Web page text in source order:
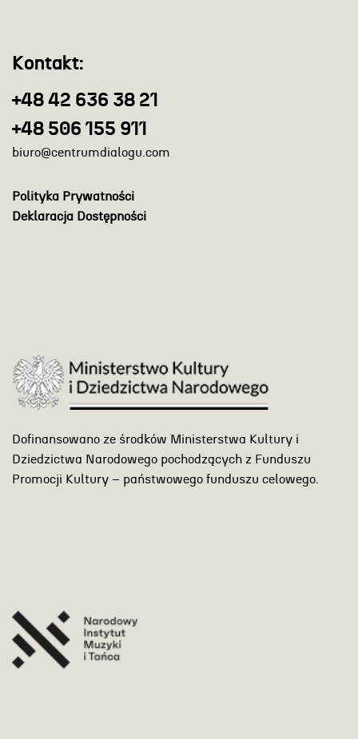
Kontakt:
+48 42 636 38 21
+48 506 155 911
biuro@centrumdialogu.com
Polityka Prywatności
Deklaracja Dostępności
Dofinansowano ze środków Ministerstwa Kultury i
Dziedzictwa Narodowego pochodzących z Funduszu
Promocji Kultury – państwowego funduszu celowego.